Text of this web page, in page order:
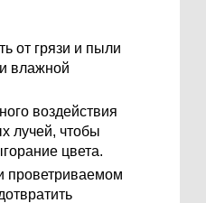
от грязи и пыли
влажной
воздействия
лучей, чтобы
цвета.
проветриваемом